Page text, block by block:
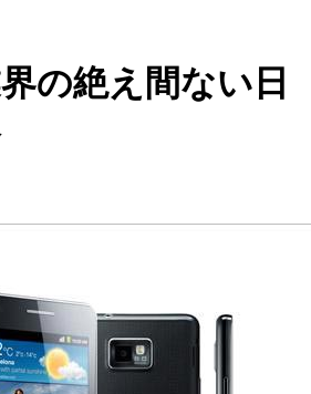
の絶え間ない日